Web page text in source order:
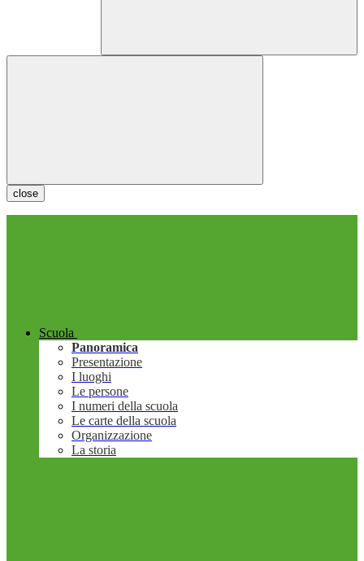
close
Scuola
Panoramica
Presentazione
I luoghi
Le persone
I numeri della scuola
Le carte della scuola
Organizzazione
La storia